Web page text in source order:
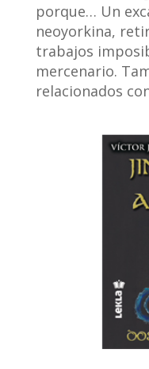
porque… Un
neoyorkina,
trabajos
mercenario.
relacionados